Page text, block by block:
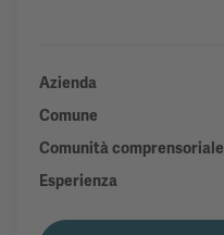
Azienda
Comune
Comunità comprensoriale
Esperienza